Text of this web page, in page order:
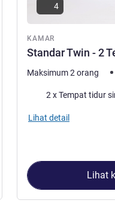
KAMAR
Standar Twin - 2
4
Maksimum 2 orang
Selimut2 x Tempat tidur
Lihat detail
Lihat